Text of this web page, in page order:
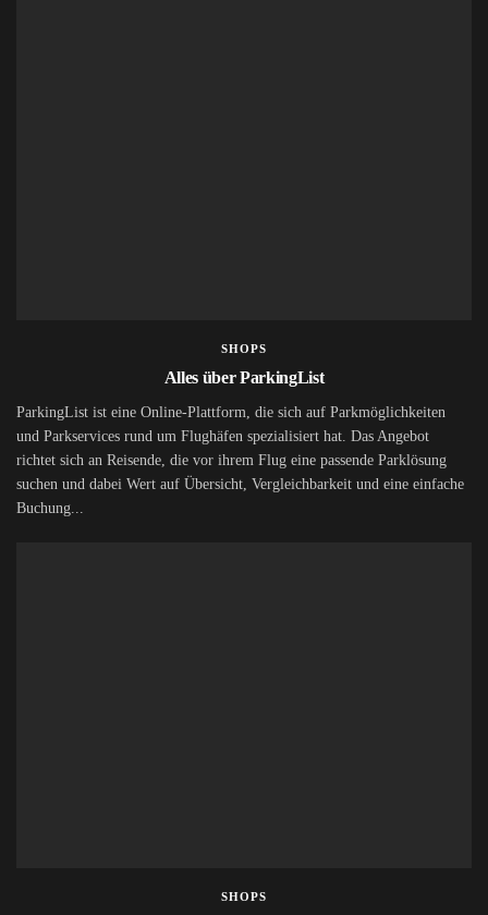
SHOPS
Alles über ParkingList
ParkingList ist eine Online-Plattform, die sich auf Parkmöglichkeiten
und Parkservices rund um Flughäfen spezialisiert hat. Das Angebot
richtet sich an Reisende, die vor ihrem Flug eine passende Parklösung
suchen und dabei Wert auf Übersicht, Vergleichbarkeit und eine einfache
Buchung...
SHOPS